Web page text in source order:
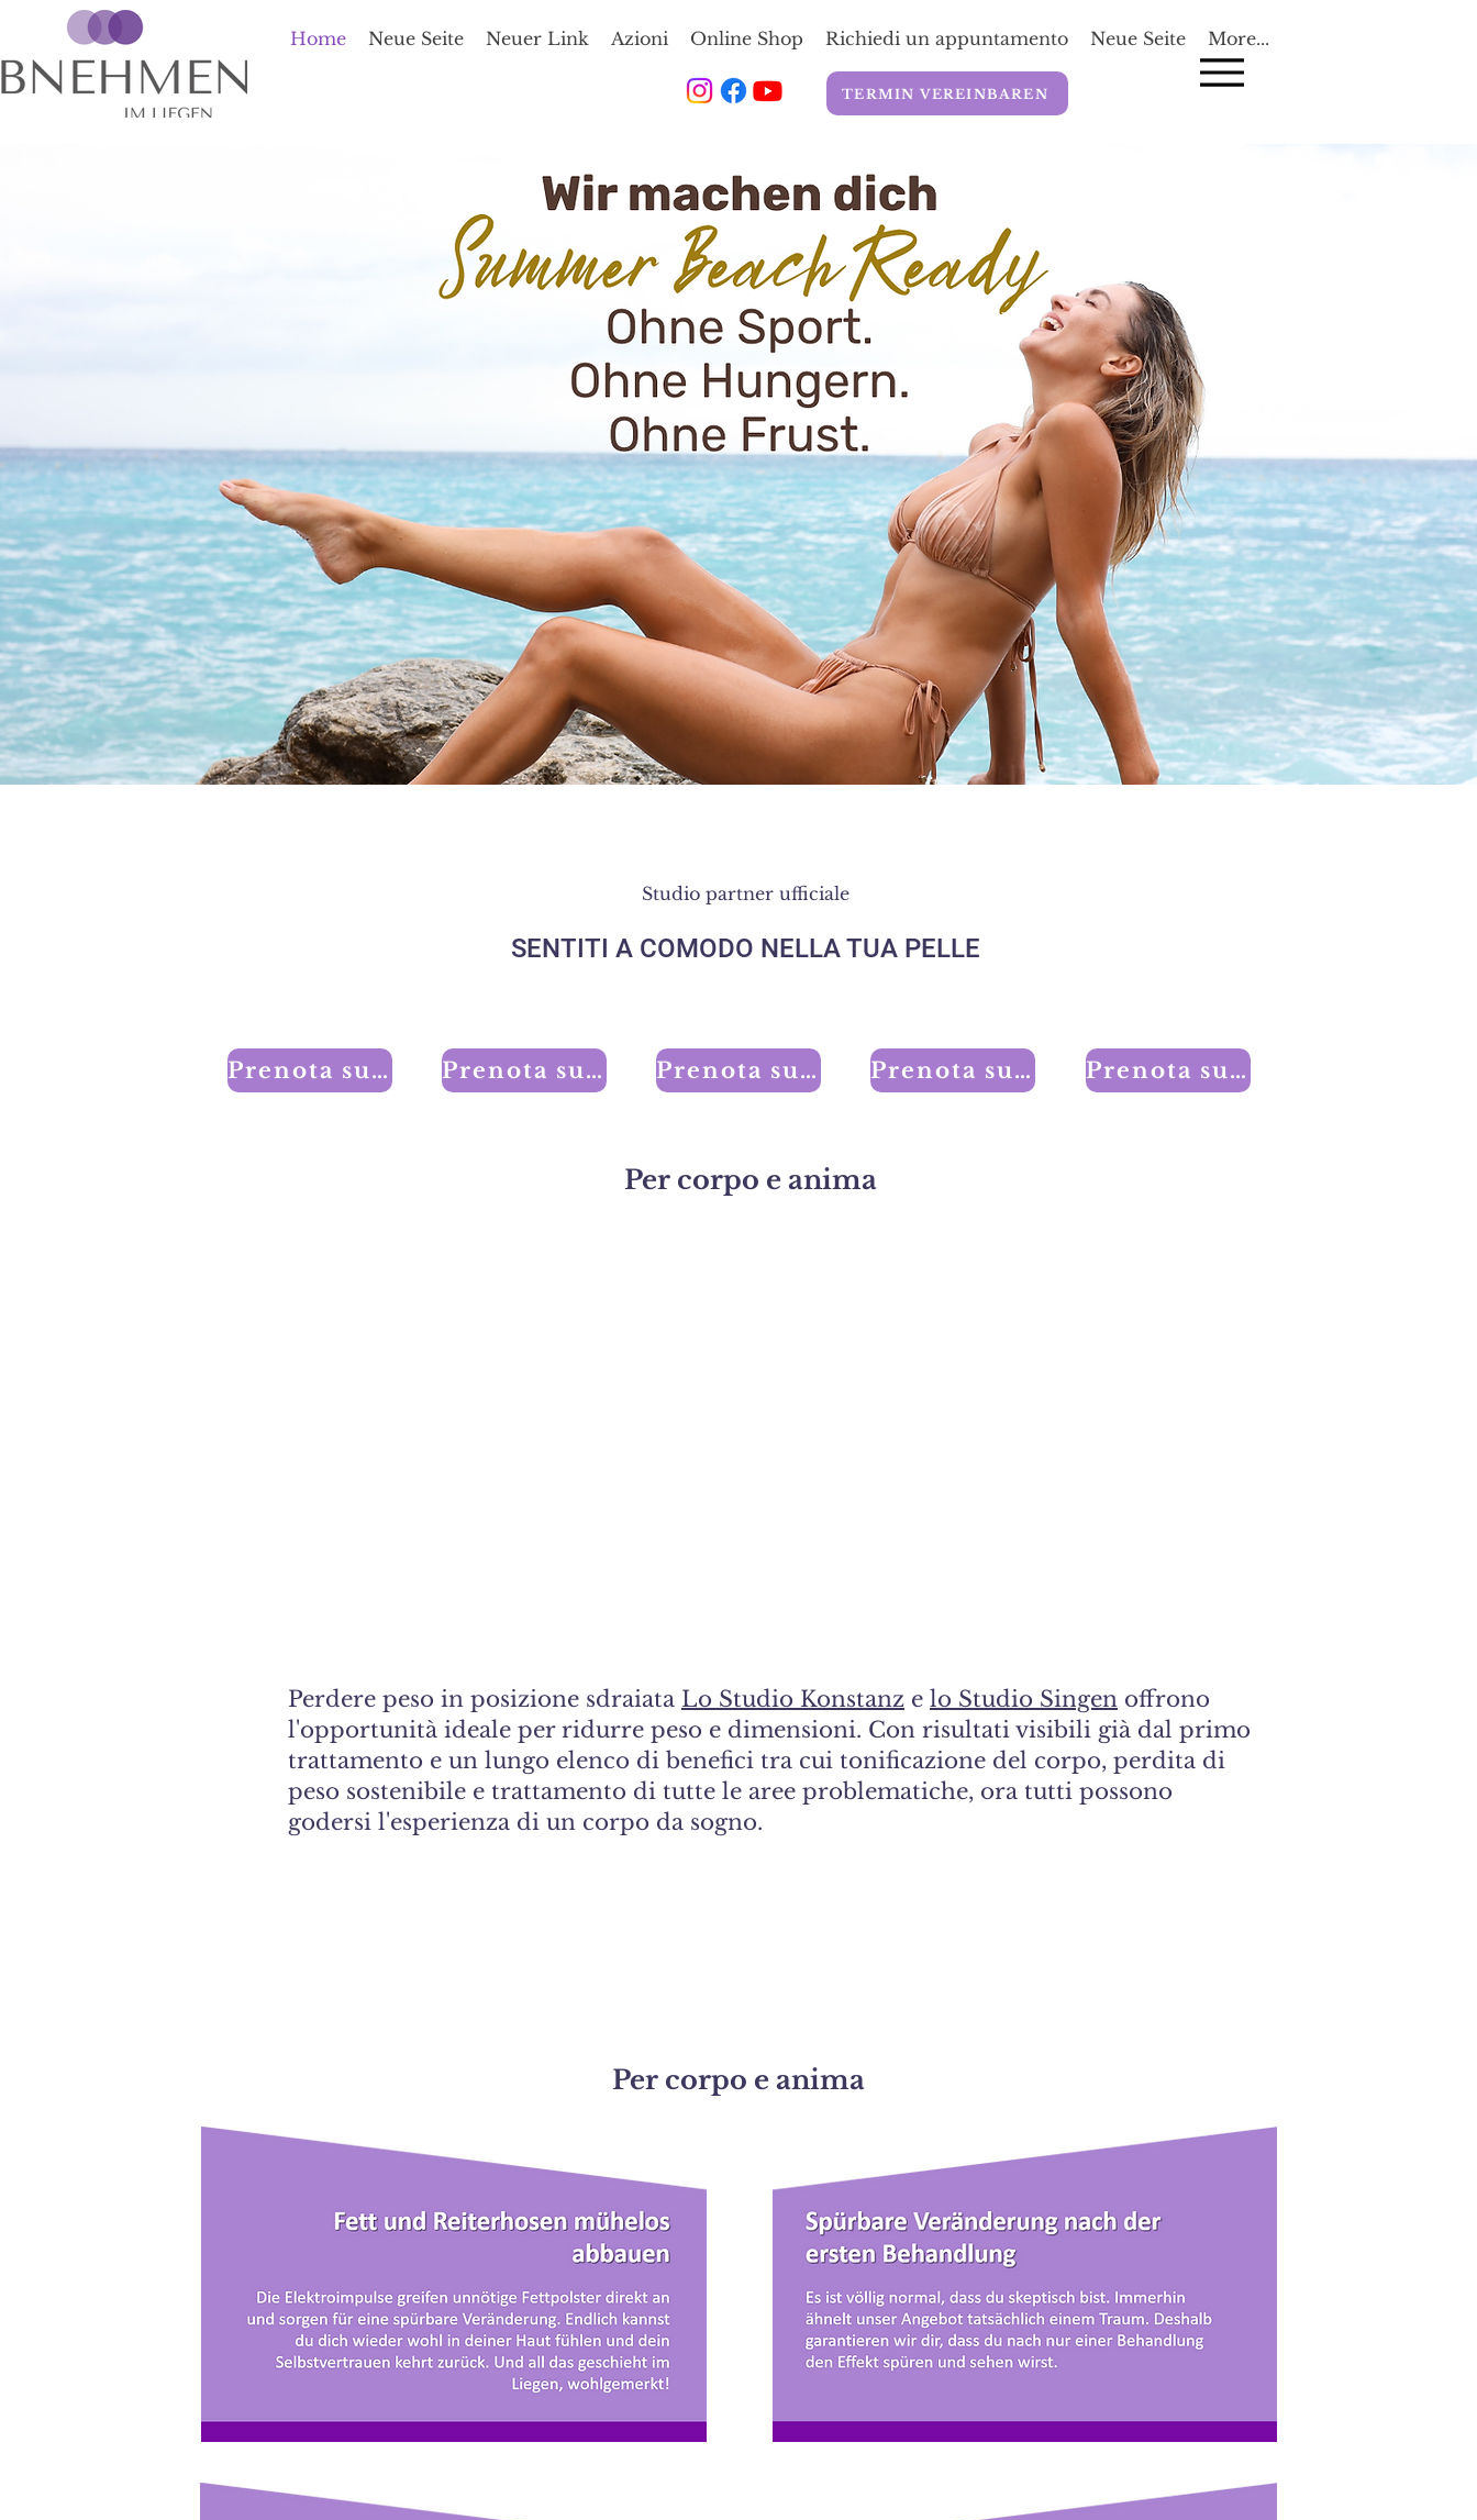
Home Neue Seite Neuer Link Azioni Online Shop Richiedi un appuntamento Neue Seite More...
TERMIN VEREINBAREN
Prenota subito un appuntamento! Prenota subito un appuntamento! Prenota subito un appuntamento! Prenota subito un appuntamento! Prenota subito un appuntamento!
Studio partner ufficiale
SENTITI A COMODO NELLA TUA PELLE
Per corpo e anima
Perdere peso in posizione sdraiata Lo Studio Konstanz e lo Studio Singen offrono
l'opportunità ideale per ridurre peso e dimensioni. Con risultati visibili già dal primo
trattamento e un lungo elenco di benefici tra cui tonificazione del corpo, perdita di
peso sostenibile e trattamento di tutte le aree problematiche, ora tutti possono
godersi l'esperienza di un corpo da sogno.
Per corpo e anima